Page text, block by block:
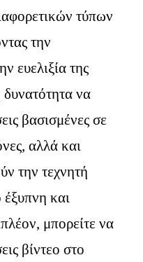
τύπων
την
ευελιξία της
να
βασισμένες σε
αλλά και
την τεχνητή
και
μπορείτε να
βίντεο στο